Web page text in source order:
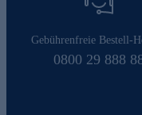
Gebührenfreie Bestell-
0800 29 888